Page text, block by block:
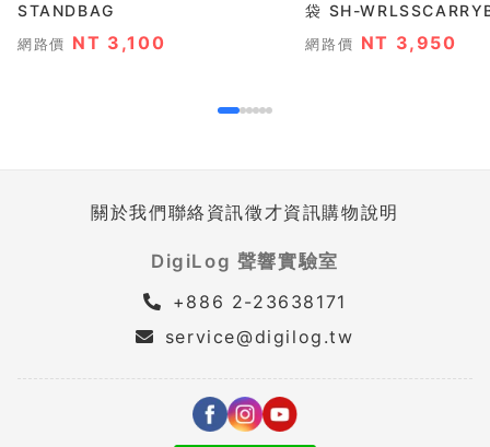
STANDBAG
網路價 NT 3,100
袋 SH-
網路價 NT 3,950
關於我們聯絡資訊徵才資訊購物說明
DigiLog 聲響實驗室
+886 2-23638171
service@digilog.tw